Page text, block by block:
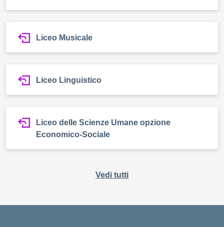
Liceo Musicale
Liceo Linguistico
Liceo delle Scienze Umane opzione
Economico-Sociale
Vedi tutti